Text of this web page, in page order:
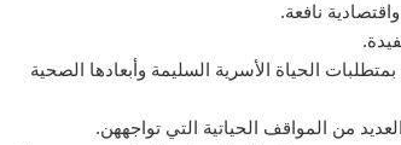
نافعة.
الحياة الأسرية السليمة وأبعادها الصحية
من المواقف الحياتية التي تواجههن.